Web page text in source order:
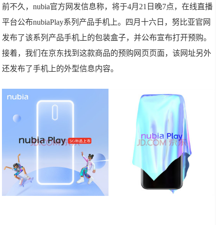
前不久，nubia官方网发信息称，将于4月21日晚7点，在线直播
平台公布nubiaPlay系列产品手机上。四月十六日，努比亚官网
发布了该系列产品手机上的包装盒子，并公布宣布打开预购。
接着，我们在京东找到这款商品的预购网页页面，该网址另外
还发布了手机上的外型信息内容。